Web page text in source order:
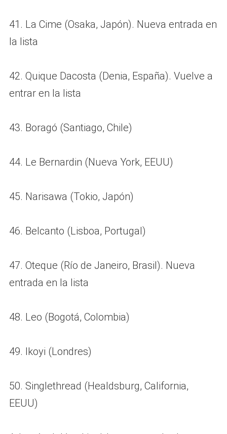
41. La Cime (Osaka, Japón). Nueva entrada en
la lista
42. Quique Dacosta (Denia, España). Vuelve a
entrar en la lista
43. Boragó (Santiago, Chile)
44. Le Bernardin (Nueva York, EEUU)
45. Narisawa (Tokio, Japón)
46. Belcanto (Lisboa, Portugal)
47. Oteque (Río de Janeiro, Brasil). Nueva
entrada en la lista
48. Leo (Bogotá, Colombia)
49. Ikoyi (Londres)
50. Singlethread (Healdsburg, California,
EEUU)